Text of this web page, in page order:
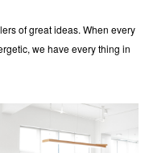
of great ideas. When every
we have every thing in